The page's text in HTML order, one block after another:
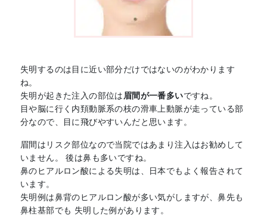
失明するのは目に近い部分だけではないのがわかります
ね。
失明が起きた注入の部位は眉間が一番多いですね。
目や脳に行く内頚動脈系の枝の滑車上動脈が走っている部
分なので、目に飛びやすいんだと思います。
眉間はリスク部位なので当院ではあまり注入はお勧めして
いません。 後は鼻も多いですね。
鼻のヒアルロン酸による失明は、日本でもよく報告されて
います。
失明例は鼻背のヒアルロン酸が多い気がしますが、鼻先も
鼻柱基部でも 失明した例があります。